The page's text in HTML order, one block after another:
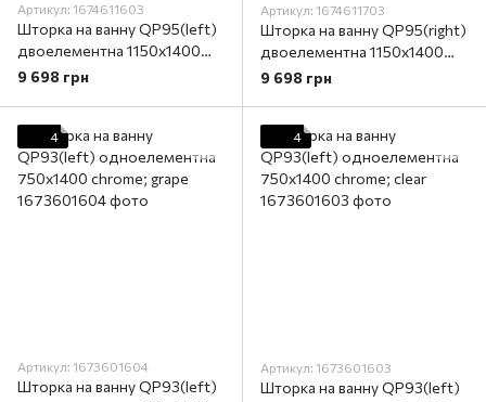
Артикул: 1674611603
Шторка на ванну QP95(left)
двоелементна 1150x1400
chrome; clear
9 698 грн
Артикул: 1674611703
Шторка на ванну QP95(right)
двоелементна 1150x1400
chrome; clear
9 698 грн
4
Артикул: 1673601604
Шторка на ванну QP93(left)
4
Артикул: 1673601603
Шторка на ванну QP93(left)